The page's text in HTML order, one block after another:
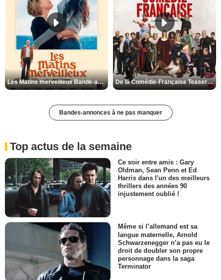
Les Matins merveilleux Bande-annonce VF De la Comédie-Française Teaser VF
Bandes-annonces à ne pas manquer
Top actus de la semaine
Ce soir entre amis : Gary
Oldman, Sean Penn et Ed
Harris dans l'un des meilleurs
thrillers des années 90
injustement oublié !
Même si l’allemand est sa
langue maternelle, Arnold
Schwarzenegger n’a pas eu le
droit de doubler son propre
personnage dans la saga
Terminator